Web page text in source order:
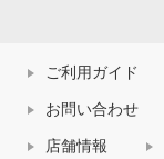
ご利用ガイド
お問い合わせ
店舗情報